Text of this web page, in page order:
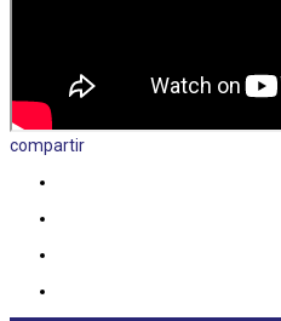
compartir